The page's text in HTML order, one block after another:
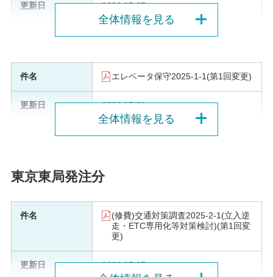
2026.07.07
全体情報を見る
エレベータ保守2025-1-1(第1回変更)
2026.07.01
全体情報を見る
東京東局発注分
(修費)交通対策調査2025-2-1(立入逆
走・ETC専用化等対策検討)(第1回変
更)
2026.07.27